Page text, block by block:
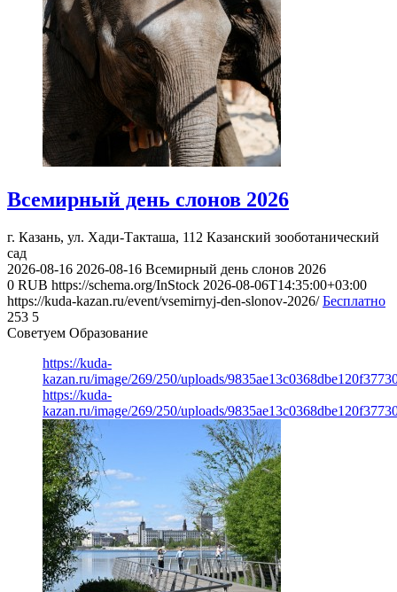
Всемирный день слонов 2026
г. Казань, ул. Хади-Такташа, 112 Казанский зооботанический
сад
2026-08-16 2026-08-16 Всемирный день слонов 2026
0 RUB https://schema.org/InStock 2026-08-06T14:35:00+03:00
https://kuda-kazan.ru/event/vsemirnyj-den-slonov-2026/ Бесплатно
253 5
Советуем Образование
https://kuda-
kazan.ru/image/269/250/uploads/
https://kuda-
kazan.ru/image/269/250/uploads/